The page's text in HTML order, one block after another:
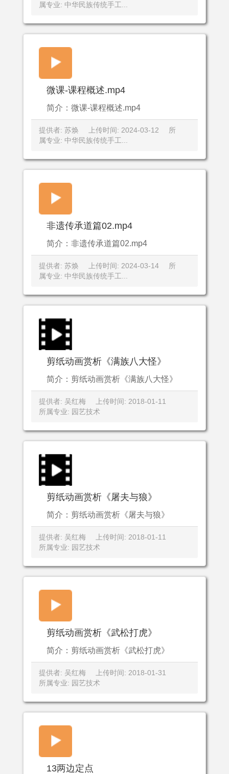
属专业: 中华民族传统手工...
微课-课程概述.mp4
简介：微课-课程概述.mp4
提供者: 苏焕 上传时间: 2024-03-12
所
属专业: 中华民族传统手工...
非遗传承道篇02.mp4
简介：非遗传承道篇02.mp4
提供者: 苏焕 上传时间: 2024-03-14
所
属专业: 中华民族传统手工...
剪纸动画赏析《满族八大怪》
简介：剪纸动画赏析《满族八大怪》
提供者: 吴红梅
上传时间: 2018-01-11
所属专业: 园艺技术
剪纸动画赏析《屠夫与狼》
简介：剪纸动画赏析《屠夫与狼》
提供者: 吴红梅
上传时间: 2018-01-11
所属专业: 园艺技术
剪纸动画赏析《武松打虎》
简介：剪纸动画赏析《武松打虎》
提供者: 吴红梅
上传时间: 2018-01-31
所属专业: 园艺技术
13两边定点